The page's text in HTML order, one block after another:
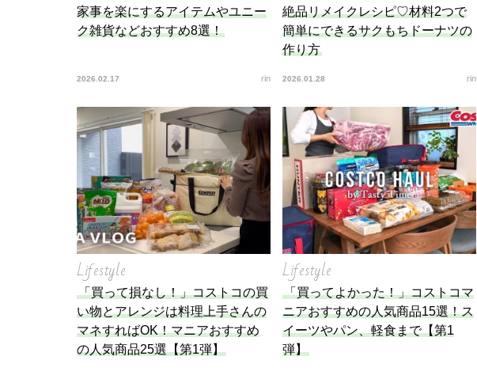
家事を楽にするアイテムやユニー
ク雑貨などおすすめ8選！
2026.02.17 rin
絶品リメイクレシピ♡材料2つで
簡単にできるサクもちドーナツの
作り方
2026.01.28 rin
Lifestyle
「買って損なし！」コストコの買
い物とアレンジは料理上手さんの
マネすればOK！マニアおすすめ
の人気商品25選【第1弾】
Lifestyle
「買ってよかった！」コストコマ
ニアおすすめの人気商品15選！ス
イーツやパン、軽食まで【第1
弾】